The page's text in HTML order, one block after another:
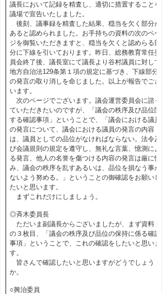
議長において記録を精査し、適切に措置することを
議場で宣告いたしました。
後刻、議事録を精査した結果、穏当を欠く部分が
あると認められました。お手持ちの資料の次のペー
ジを御覧いただきますと、穏当を欠くと認めらる部
分に下線を引いております。昨日、総務教育常任委
員会終了後、議長室にて議長より谷村議員に対して
地方自治法129条第１項の規定に基づき、下線部分
の発言の取り消しを命じました。以上が報告でござ
います。
次のページでございます。議会運営委員会に諮っ
ていただきたいのですが、「議会の秩序及び品位関
する確認事項」ということで、「議会における議員
の発言について、議会における議員の発言の内容
は、議員としての品位がなければならない。法令及
び会議規則の規定を遵守し、無礼な言葉、憶測によ
る発言、他人の名誉を傷つける内容の発言は厳に慎
み、議会の秩序を乱すあるいは、品位を損なう事が
ないよう努める。」ということの御確認をお願いし
たいと思います。
まずこれだけにしましょう。
◎斉木委員長
ただいま副議長からございましたが、まず資料１
の３枚目、「議会の秩序及び品位の保持に係る確認
事項」ということで、これの確認をしたいと思いま
す。
皆さんで確認したいと思いますがどうでしょう
か。
○興治委員